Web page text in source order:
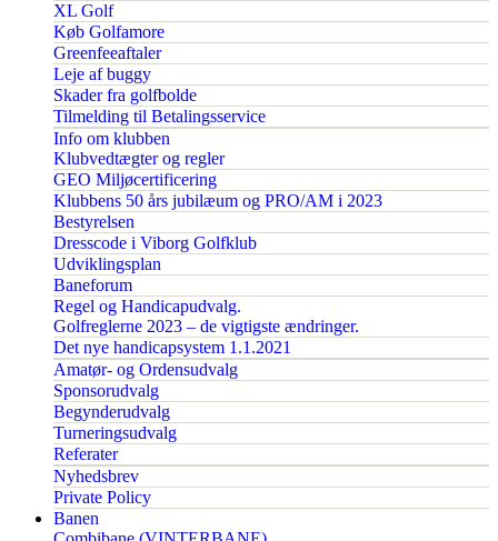
XL Golf
Køb Golfamore
Greenfeeaftaler
Leje af buggy
Skader fra golfbolde
Tilmelding til Betalingsservice
Info om klubben
Klubvedtægter og regler
GEO Miljøcertificering
Klubbens 50 års jubilæum og PRO/AM i 2023
Bestyrelsen
Dresscode i Viborg Golfklub
Udviklingsplan
Baneforum
Regel og Handicapudvalg.
Golfreglerne 2023 – de vigtigste ændringer.
Det nye handicapsystem 1.1.2021
Amatør- og Ordensudvalg
Sponsorudvalg
Begynderudvalg
Turneringsudvalg
Referater
Nyhedsbrev
Private Policy
Banen